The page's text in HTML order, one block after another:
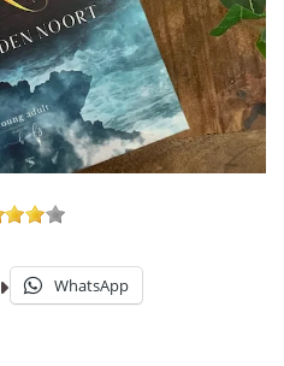
WhatsApp